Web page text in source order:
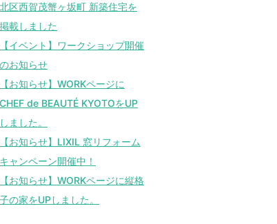
北区西賀茂蟹ヶ坂町 新築住宅を
掲載しました
【イベント】ワークショップ開催
のお知らせ
【お知らせ】WORKページに
CHEF de BEAUTÉ KYOTOをUP
しました。
【お知らせ】LIXIL 窓リフォーム
キャンペーン開催中！
【お知らせ】WORKページに縦格
子の家をUPしました。